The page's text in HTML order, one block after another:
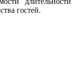
гостей.